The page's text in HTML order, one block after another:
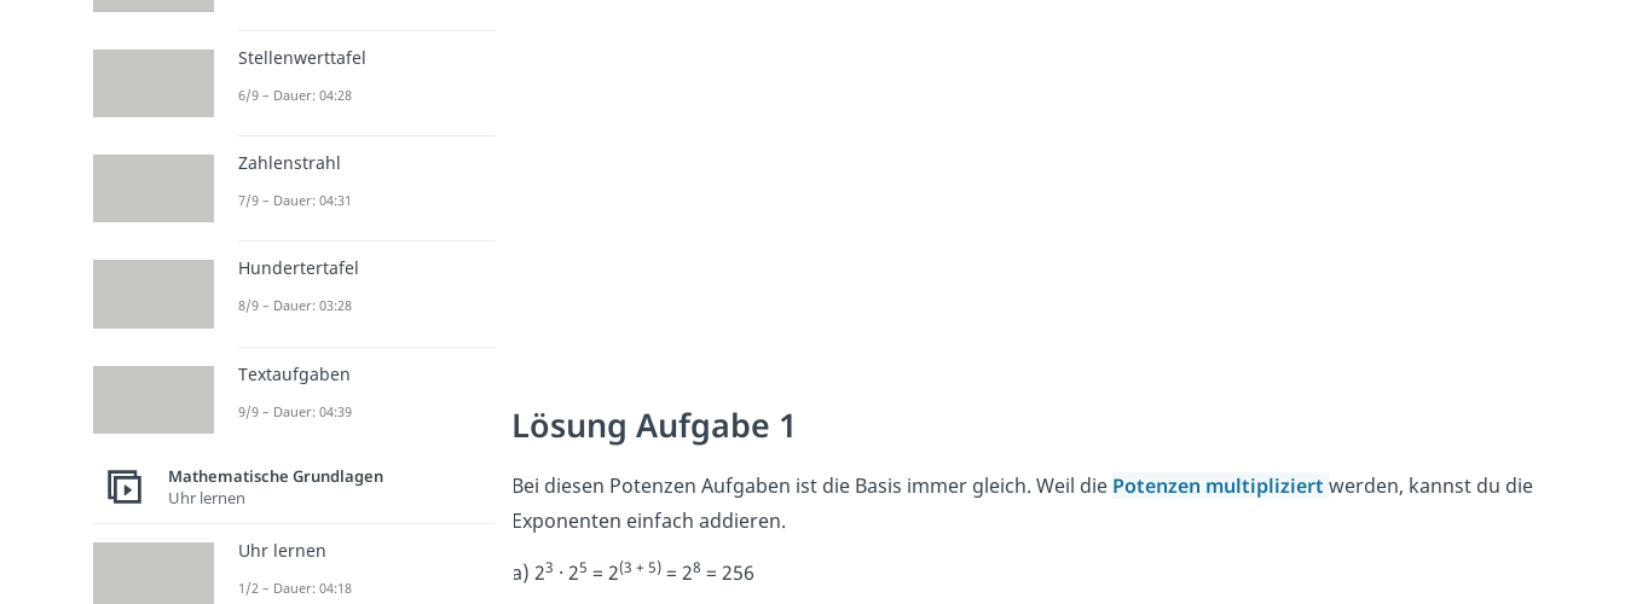
Lösung Aufgabe 1
Bei diesen Potenzen Aufgaben ist die Basis immer gleich. Weil die Potenzen multipliziert werden, kannst du die
Exponenten einfach addieren.
a) 23 · 25 = 2(3 + 5)= 28 = 256
Stellenwerttafel
6/9 – Dauer: 04:28
Zahlenstrahl
7/9 – Dauer: 04:31
Hundertertafel
8/9 – Dauer: 03:28
Textaufgaben
9/9 – Dauer: 04:39
Mathematische Grundlagen
Uhr lernen
Uhr lernen
1/2 – Dauer: 04:18